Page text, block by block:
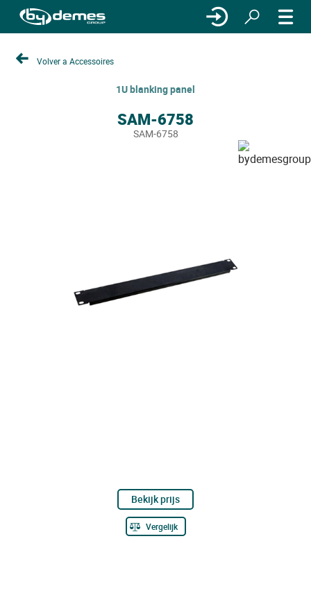
Volver a Accessoires
1U blanking panel
SAM-6758
SAM-6758
Bekijk prijs
Vergelijk